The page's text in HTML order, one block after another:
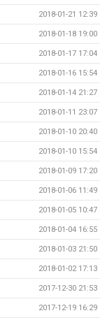
2018-01-21 12:39
2018-01-18 19:00
2018-01-17 17:04
2018-01-16 15:54
2018-01-14 21:27
2018-01-11 23:07
2018-01-10 20:40
2018-01-10 15:54
2018-01-09 17:20
2018-01-06 11:49
2018-01-05 10:47
2018-01-04 16:55
2018-01-03 21:50
2018-01-02 17:13
2017-12-30 21:53
2017-12-19 16:29